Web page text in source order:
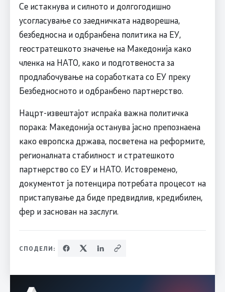
Се истакнува и силното и долгогодишно
усогласување со заедничката надворешна,
безбедносна и одбранбена политика на ЕУ,
геостратешкото значење на Македонија како
членка на НАТО, како и подготвеноста за
продлабочување на соработката со ЕУ преку
Безбедносното и одбранбено партнерство.
Нацрт-извештајот испраќа важна политичка
порака: Македонија останува јасно препознаена
како европска држава, посветена на реформите,
регионалната стабилност и стратешкото
партнерство со ЕУ и НАТО. Истовремено,
документот ја потенцира потребата процесот на
пристапување да биде предвидлив, кредибилен,
фер и заснован на заслуги.
СПОДЕЛИ: